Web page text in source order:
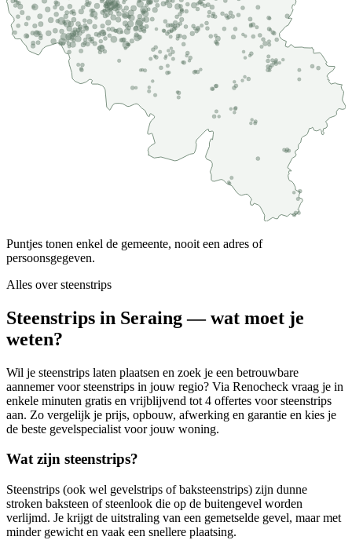
Puntjes tonen enkel de gemeente, nooit een adres of
persoonsgegeven.
Alles oversteenstrips
Steenstrips in Seraing — wat moet je
weten?
Wil je steenstrips laten plaatsen en zoek je een betrouwbare
aannemer voor steenstrips in jouw regio? Via Renocheck vraag je in
enkele minuten gratis en vrijblijvend tot 4 offertes voor steenstrips
aan. Zo vergelijk je prijs, opbouw, afwerking en garantie en kies je
de beste gevelspecialist voor jouw woning.
Wat zijn steenstrips?
Steenstrips (ook wel gevelstrips of baksteenstrips) zijn dunne
stroken baksteen of steenlook die op de buitengevel worden
verlijmd. Je krijgt de uitstraling van een gemetselde gevel, maar met
minder gewicht en vaak een snellere plaatsing.